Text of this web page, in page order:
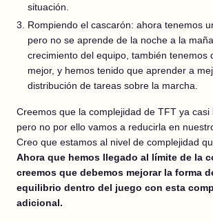
situación.
Rompiendo el cascarón: ahora tenemos
pero no se aprende de la noche a la
crecimiento del equipo, también tenemos
mejor, y hemos tenido que aprender a
distribución de tareas sobre la marcha.
Creemos que la complejidad de TFT ya casi
pero no por ello vamos a reducirla en
Creo que estamos al nivel de complejidad
Ahora que hemos llegado al límite de la
creemos que debemos mejorar la forma
equilibrio dentro del juego con esta
adicional.